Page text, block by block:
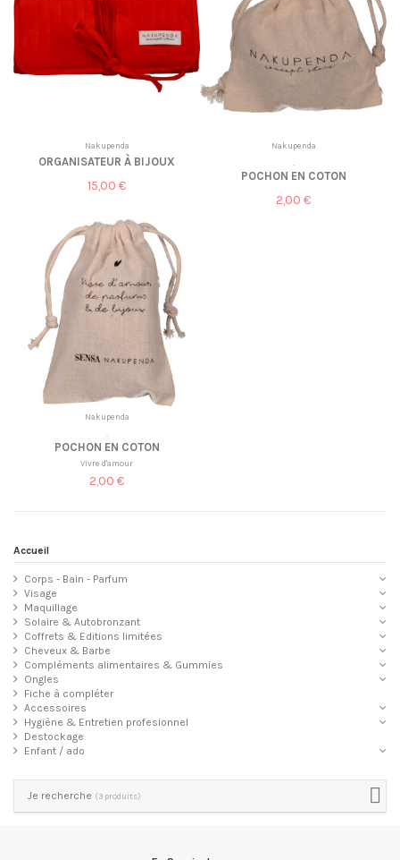
Nakupenda
ORGANISATEUR À BIJOUX
15,00 €
Nakupenda
.
POCHON EN COTON
2,00 €
Nakupenda
.
POCHON EN COTON
Vivre d'amour
2,00 €
Accueil
Corps - Bain - Parfum
Visage
Maquillage
Solaire & Autobronzant
Coffrets & Editions limitées
Cheveux & Barbe
Compléments alimentaires & Gummies
Ongles
Fiche à compléter
Accessoires
Hygiène & Entretien profesionnel
Destockage
Enfant / ado
Je recherche (3 produits)